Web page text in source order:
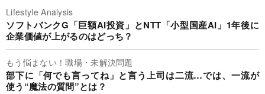
Lifestyle Analysis
ソフトバンクG「巨額AI投資」とNTT「小型国産AI」1年後に
企業価値が上がるのはどっち？
もう悩まない！職場・未解決問題
部下に「何でも言ってね」と言う上司は二流…では、一流が
使う“魔法の質問”とは？